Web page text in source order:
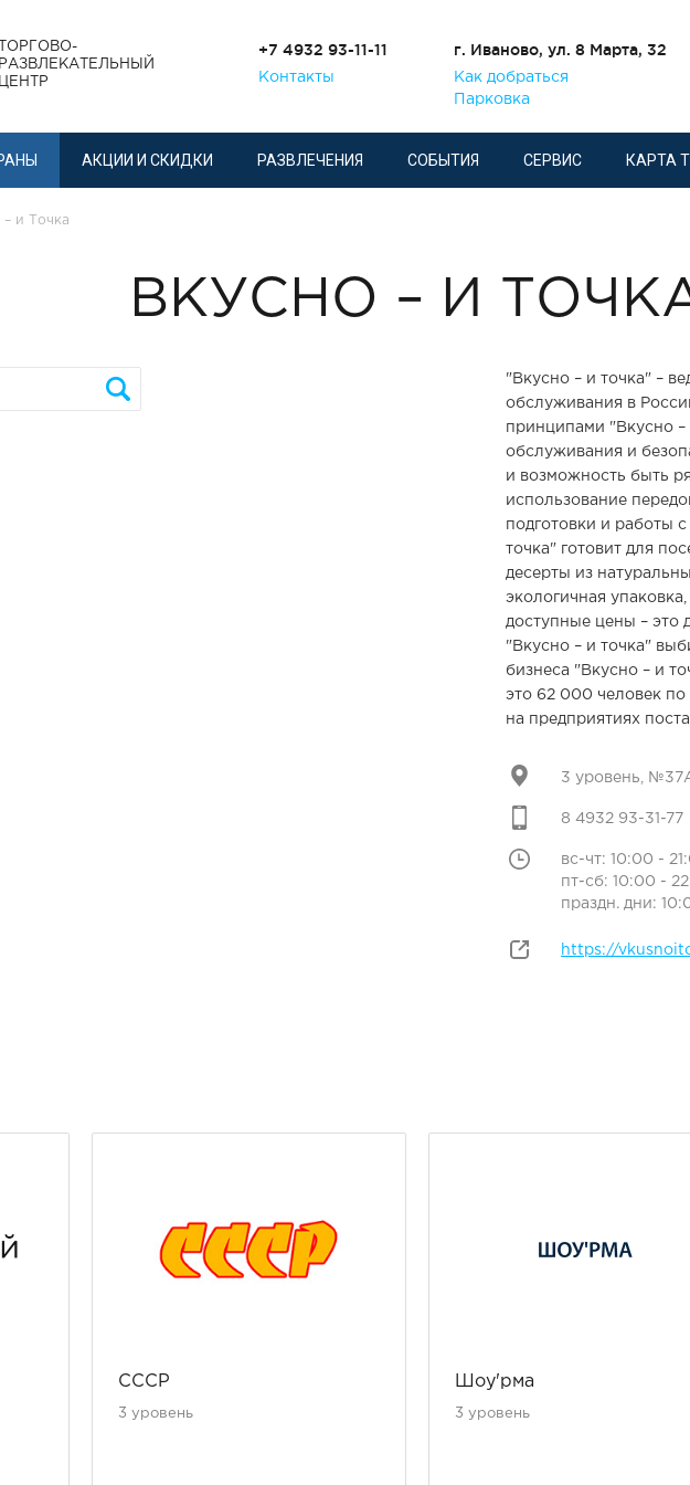
ТОРГОВО-
РАЗВЛЕКАТЕЛЬНЫЙ
ЦЕНТР
+7 4932 93-11-11
Контакты
г. Иваново, ул. 8 Марта, 32
Как добраться
Парковка
АКЦИИ И СКИДКИ РАЗВЛЕЧЕНИЯ СОБЫТИЯ СЕРВИС КАРТА
– и Точка
ВКУСНО – И
"Вкусно – и точка" –
обслуживания в
принципами "Вкусно –
обслуживания и
и возможность быть
использование
подготовки и работы
точка" готовит для
десерты из
экологичная
доступные цены – это
"Вкусно – и точка"
бизнеса "Вкусно – и
это 62 000 человек по
на предприятиях
3 уровень,
8 4932 93-31-77
вс-чт: 10:00 -
пт-сб: 10:00 -
праздн. дни:
https://
СССР
3 уровень
Шоу'рма
3 уровень